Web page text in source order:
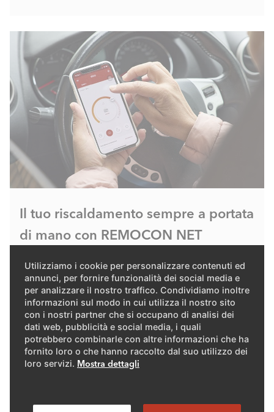
Utilizziamo i cookie per personalizzare contenuti ed
annunci, per fornire funzionalità dei social media e
per analizzare il nostro traffico. Condividiamo inoltre
informazioni sul modo in cui utilizza il nostro sito
con i nostri partner che si occupano di analisi dei
dati web, pubblicità e social media, i quali
potrebbero combinarle con altre informazioni che ha
fornito loro o che hanno raccolto dal suo utilizzo dei
loro servizi. Mostra dettagli
Il tuo riscaldamento sempre a portata
di mano con REMOCON NET
Non sarebbe bello se potessi impostare la
temperatura ambiente ideale con il semplice tocco
di un pulsante prima di tornare a casa? Con l'app
ELCO REMOCON NET per il tuo smartphone, puoi
controllare il tuo sistema di riscaldamento sempre e
ovunque. Regola le impostazioni per un consumo
energetico ottimale e la riduzione dei costi.